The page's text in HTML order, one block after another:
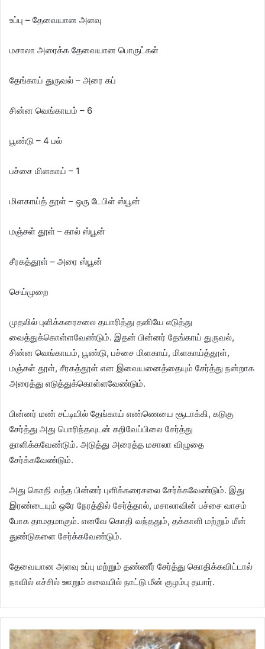
உப்பு – தேவையான அளவு
மசாலா அரைக்க தேவையான பொருட்கள்
தேங்காய் துருவல் – அரை கப்
சின்ன வெங்காயம் – 6
பூண்டு – 4 பல்
பச்சை மிளகாய் – 1
மிளகாய்த் தூள் – ஒரு டேபிள் ஸ்பூன்
மஞ்சள் தூள் – கால் ஸ்பூன்
சீரகத்தூள் – அரை ஸ்பூன்
செய்முறை
முதலில் புளிக்கரைசலை தயாரித்து தனியே எடுத்து
வைத்துக்கொள்ளவேண்டும். இதன் பின்னர் தேங்காய் துருவல்,
சின்ன வெங்காயம், பூண்டு, பச்சை மிளகாய், மிளகாய்த்தூள்,
மஞ்சள் தூள், சீரகத்தூள் என இவையனைத்தையும் சேர்த்து நன்றாக
அரைத்து எடுத்துக்கொள்ளவேண்டும்.
பின்னர் மண் சட்டியில் தேங்காய் எண்ணெயை சூடாக்கி, கடுகு
சேர்த்து அது பொரிந்தவுடன் கறிவேப்பிலை சேர்த்து
தாளிக்கவேண்டும். அடுத்து அரைத்த மசாலா விழுதை
சேர்க்கவேண்டும்.
அது கொதி வந்த பின்னர் புளிக்கரைசலை சேர்க்கவேண்டும். இது
இரண்டையும் ஒரே நேரத்தில் சேர்த்தால், மசாலாவின் பச்சை வாசம்
போக தாமதமாகும். எனவே கொதி வந்ததும், தக்காளி மற்றும் மீன்
துண்டுகளை சேர்க்கவேண்டும்.
தேவையான அளவு உப்பு மற்றும் தண்ணீர் சேர்த்து கொதிக்கவிட்டால்
நாவில் எச்சில் ஊறும் சுவையில் நாட்டு மீன் குழம்பு தயார்.